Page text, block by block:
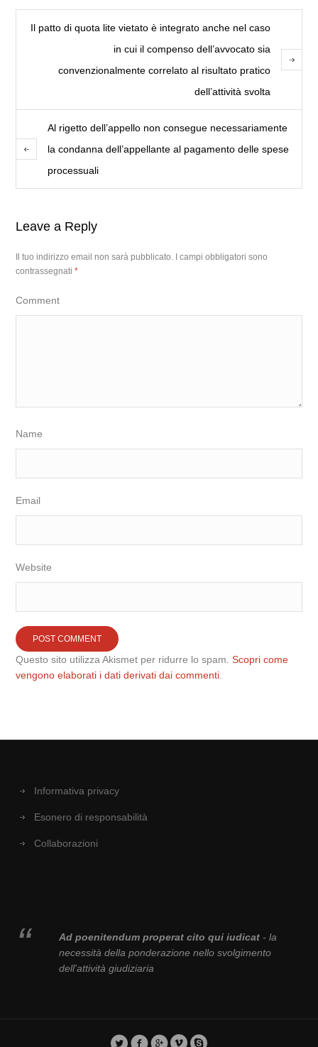
Il patto di quota lite vietato è integrato anche nel caso
in cui il compenso dell’avvocato sia
convenzionalmente correlato al risultato pratico
dell’attività svolta
Al rigetto dell’appello non consegue necessariamente
la condanna dell’appellante al pagamento delle spese
processuali
Leave a Reply
Il tuo indirizzo email non sarà pubblicato.
I campi obbligatori sono
contrassegnati*
Comment
Name
Email
Website
Questo sito utilizza Akismet per ridurre lo spam.Scopri come
vengono elaborati i dati derivati dai commenti
Informativa privacy
Esonero di responsabilità
Collaborazioni
Ad poenitendum properat cito qui iudicat- la
necessità della ponderazione nello svolgimento
dell'attività giudiziaria